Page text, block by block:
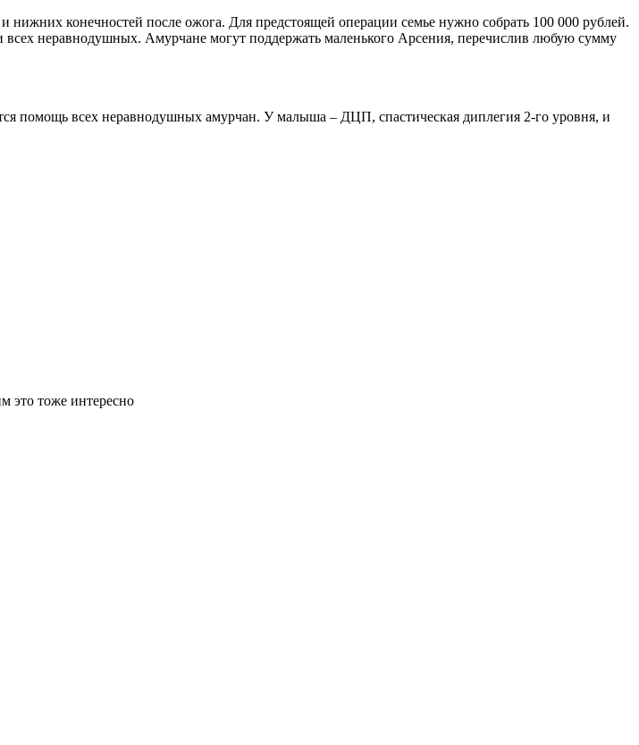
конечностей после ожога. Для предстоящей операции семье нужно собрать 100 000 рублей.
неравнодушных. Амурчане могут поддержать маленького Арсения, перечислив любую сумму
помощь всех неравнодушных амурчан. У малыша – ДЦП, спастическая диплегия 2-го уровня, и
это тоже интересно